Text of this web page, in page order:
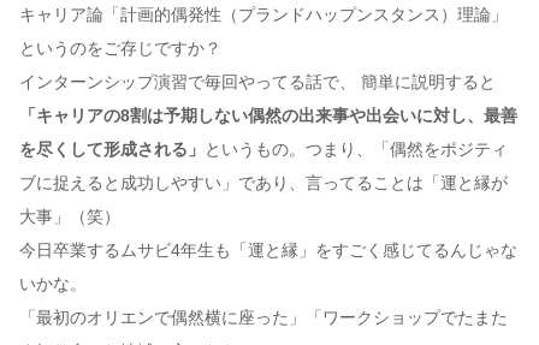
キャリア論「計画的偶発性（プランドハップンスタンス）理論」
というのをご存じですか？
インターンシップ演習で毎回やってる話で、 簡単に説明すると
「キャリアの8割は予期しない偶然の出来事や出会いに対し、最善
を尽くして形成される」 というもの。つまり、「偶然をポジティ
ブに捉えると成功しやすい」であり、言ってることは「運と縁が
大事」（笑）
今日卒業するムサビ4年生も「運と縁」をすごく感じてるんじゃな
いかな。
「最初のオリエンで偶然横に座った」「ワークショップでたまた